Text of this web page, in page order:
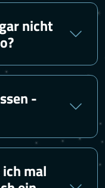
nicht
-
mal